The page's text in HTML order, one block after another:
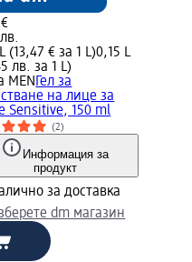
(13,47 € за 1 L)0,15 L
лв. за 1 L)
MEN Гел за
на лице за
Sensitive, 150 ml
(2)
Информация за
продукт
за доставка
dm магазин